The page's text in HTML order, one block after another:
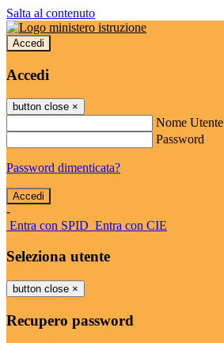
Salta al contenuto
Accedi
Accedi
button close ×
Nome Utente
Password
Password dimenticata?
-
Entra con SPID Entra con CIE
Seleziona utente
button close ×
Recupero password